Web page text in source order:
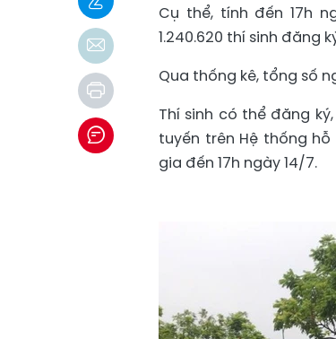
Cụ thể, tính đến 17h
1.240.620 thí sinh đăng
Qua thống kê, tổng số
Thí sinh có thể đăng
tuyến trên Hệ thống
gia đến 17h ngày 14/7.